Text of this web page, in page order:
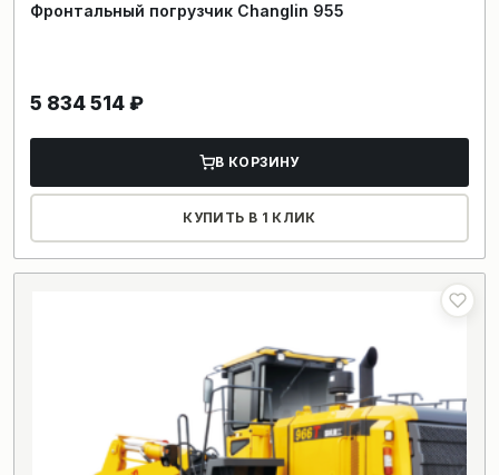
Фронтальный погрузчик Changlin 955
5 834 514 ₽
В КОРЗИНУ
КУПИТЬ В 1 КЛИК